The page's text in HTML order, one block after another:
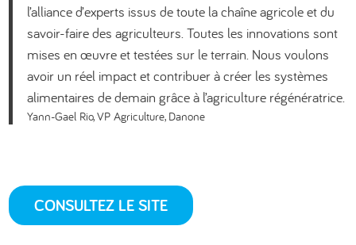
l’alliance d’experts issus de toute la chaîne agricole et du
savoir-faire des agriculteurs. Toutes les innovations sont
mises en œuvre et testées sur le terrain. Nous voulons
avoir un réel impact et contribuer à créer les systèmes
alimentaires de demain grâce à l’agriculture régénératrice.
Yann-Gael Rio, VP Agriculture, Danone
CONSULTEZ LE SITE